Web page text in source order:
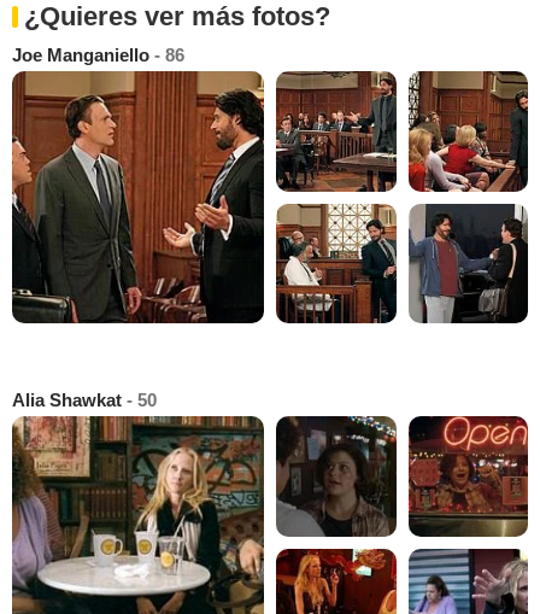
¿Quieres ver más fotos?
Joe Manganiello - 86
Alia Shawkat - 50